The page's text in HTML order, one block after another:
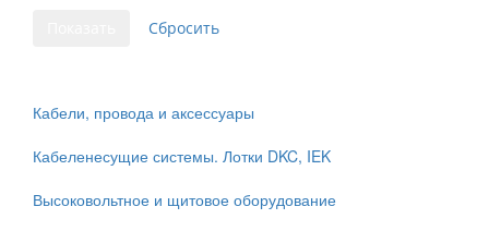
Кабели, провода и аксессуары
Кабеленесущие системы. Лотки DKC, IEK
Высоковольтное и щитовое оборудование